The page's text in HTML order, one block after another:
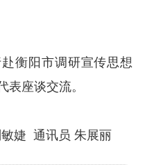
衡阳市调研宣传思想
表座谈交流。
婕 通讯员 朱展丽